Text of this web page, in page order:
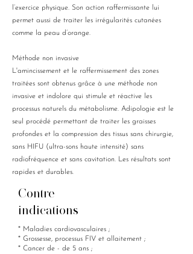
l’exercice physique. Son action raffermissante lui
permet aussi de traiter les irrégularités cutanées
comme la peau d’orange.
Méthode non invasive
L'amincissement et le raffermissement des zones
traitées sont obtenus grâce à une méthode non
invasive et indolore qui stimule et réactive les
processus naturels du métabolisme. Adipologie est le
seul procédé permettant de traiter les graisses
profondes et la compression des tissus sans chirurgie,
sans HIFU (ultra-sons haute intensité) sans
radiofréquence et sans cavitation. Les résultats sont
rapides et durables.
Contre-
indications
* Maladies cardiovasculaires ;
* Grossesse, processus FIV et allaitement ;
* Cancer de - de 5 ans ;